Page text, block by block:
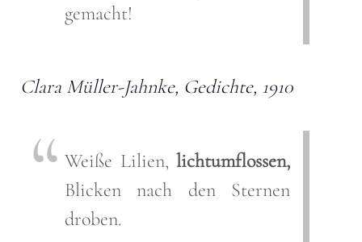
gemacht!
Clara Müller-Jahnke, Gedichte, 1910
Weiße Lilien, lichtumflossen,
Blicken nach den Sternen
droben.